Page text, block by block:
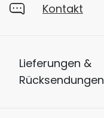
Kontakt
Lieferungen &
Rücksendungen